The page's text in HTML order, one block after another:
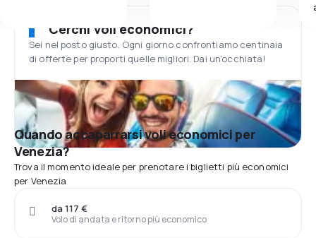
Cerchi voli economici?
Sei nel posto giusto. Ogni giorno confrontiamo centinaia
di offerte per proporti quelle migliori. Dai un'occhiata!
Quando accaparrarsi voli economici per
Venezia?
Trova il momento ideale per prenotare i biglietti più economici
per Venezia
Volo di andata e ritorno più economico
da 117 €